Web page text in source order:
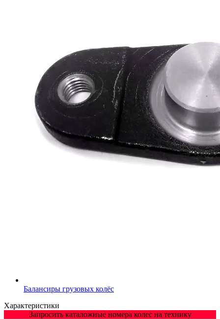
Балансиры грузовых колёс
Характеристики
Запросить каталожные номера колес на технику